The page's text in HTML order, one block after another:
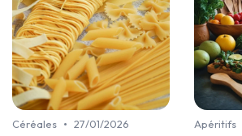
Céréales • 27/01/2026 Apéritifs